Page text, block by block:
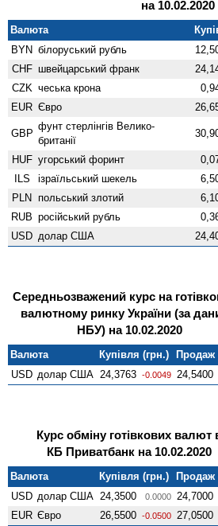
на 10.02.2020
Валюта
BYN білоруський рубль
CHF швейцарський франк
CZK чеська крона
EUR Євро
GBP
фунт стерлінгів Велико­
британії
HUF угорський форинт
ILS ізраїльський шекель
PLN польський злотий
RUB російський рубль
USD долар США
Середньозважений курс на
валютному ринку України (за
НБУ) на 10.02.2020
Валюта Купівля (грн.)
Продаж
USD долар США 24,3763 -0.0049 24,5400
Курс обміну готівкових валют
КБ Приватбанк на 10.02.2020
Валюта Купівля (грн.)
Продаж
USD долар США 24,3500 0.0000 24,7000
EUR Євро 26,5500 -0.0500 27,0500